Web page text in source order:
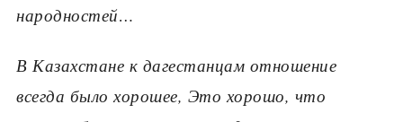
народностей…
В Казахстане к дагестанцам отношение
всегда было хорошее, Это хорошо, что